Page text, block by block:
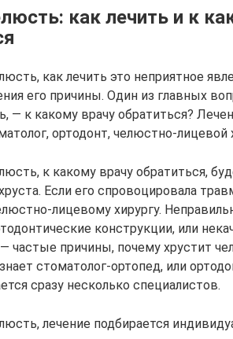
как лечить и к
как лечить это неприятное
его причины. Один из главных
— к какому врачу обратиться?
ортодонт, челюстно-лицевой
к какому врачу обратиться,
Если его спровоцировала
лицевому хирургу.
конструкции, или
частые причины, почему хрустит
стоматолог-ортопед, или
сразу несколько специалистов.
лечение подбирается